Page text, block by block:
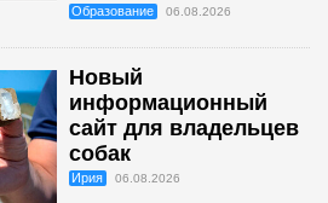
Образование 06.08.2026
Новый
информационный
сайт для владельцев
собак
Ирия 06.08.2026